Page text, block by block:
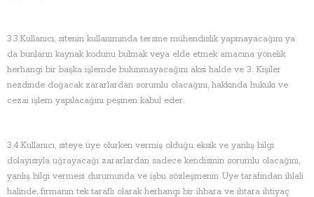
3.3.Kullanıcı, sitenin kullanımında tersine mühendislik yapmayacağını ya
da bunların kaynak kodunu bulmak veya elde etmek amacına yönelik
herhangi bir başka işlemde bulunmayacağını aksi halde ve 3. Kişiler
nezdinde doğacak zararlardan sorumlu olacağını, hakkında hukuki ve
cezai işlem yapılacağını peşinen kabul eder.
3.4.Kullanıcı, siteye üye olurken vermiş olduğu eksik ve yanlış bilgi
dolayısıyla uğrayacağı zararlardan sadece kendisinin sorumlu olacağını,
yanlış bilgi vermesi durumunda ve işbu sözleşmenin Üye tarafından ihlali
halinde, firmanın tek taraflı olarak herhangi bir ihbara ve ihtara ihtiyaç